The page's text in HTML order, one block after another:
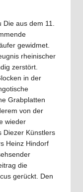
aus dem 11.
gewidmet.
rheinischer
zerstört.
in der
Grabplatten
von der
wieder
Diezer Künstlers
Heinz Hindorf
die
gerückt. Den